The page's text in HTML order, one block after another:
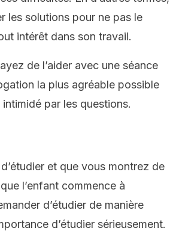
les solutions pour ne pas le
intérêt dans son travail.
de l’aider avec une séance
la plus agréable possible
par les questions.
et que vous montrez de
l’enfant commence à
d’étudier de manière
d’étudier sérieusement.